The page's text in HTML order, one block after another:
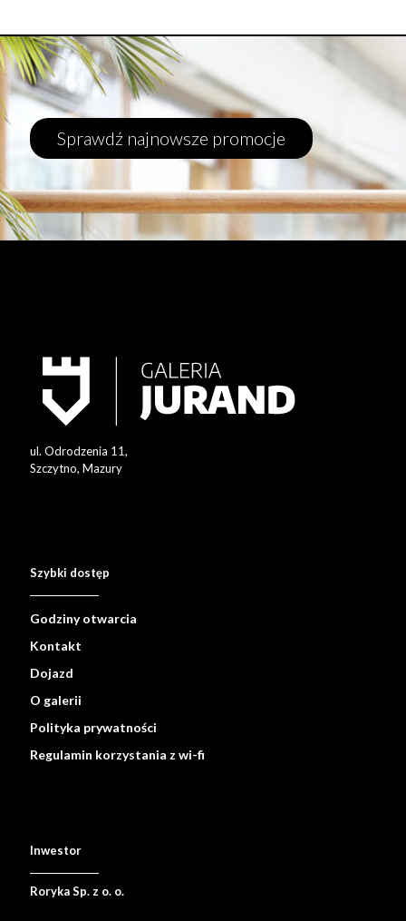
Sprawdź najnowsze promocje
ul. Odrodzenia 11,
Szczytno, Mazury
Szybki dostęp
Godziny otwarcia
Kontakt
Dojazd
O galerii
Polityka prywatności
Regulamin korzystania z wi-fi
Inwestor
Roryka Sp. z o. o.